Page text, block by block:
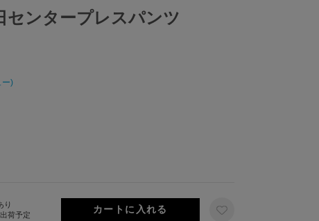
センタープレスパンツ
ー)
り
荷予定